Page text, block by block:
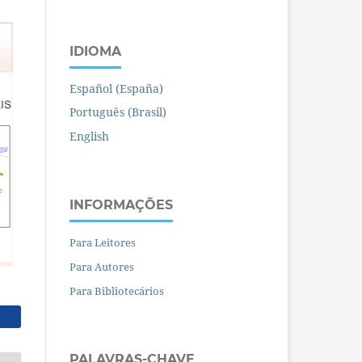
IDIOMA
Español (España)
Português (Brasil)
English
INFORMAÇÕES
Para Leitores
Para Autores
Para Bibliotecários